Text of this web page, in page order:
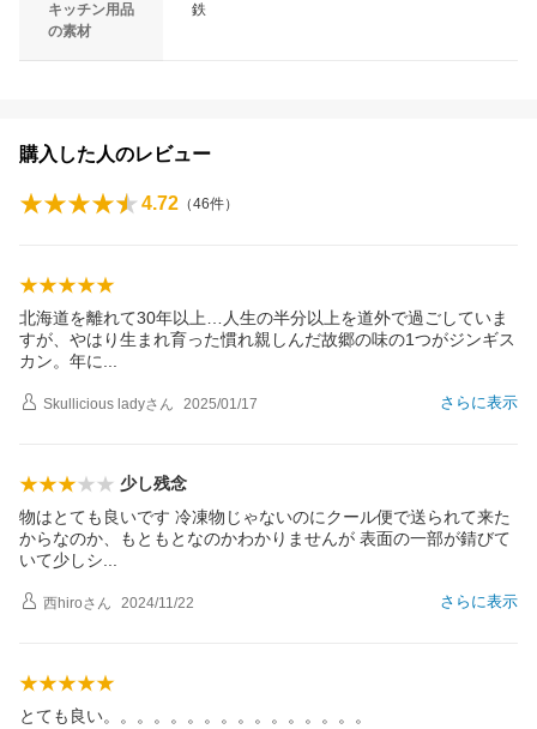
キッチン用品
の素材
鉄
購入した人のレビュー
4.72 （46件）
北海道を離れて30年以上…人生の半分以上を道外で過ごしていま
すが、やはり生まれ育った慣れ親しんだ故郷の味の1つがジンギス
カン。年に
さらに表示
Skullicious ladyさん 2025/01/17
少し残念
物はとても良いです 冷凍物じゃないのにクール便で送られて来た
からなのか、もともとなのかわかりませんが 表面の一部が錆びて
いて少しシ
さらに表示
西hiroさん 2024/11/22
とても良い。。。。。。。。。。。。。。。。